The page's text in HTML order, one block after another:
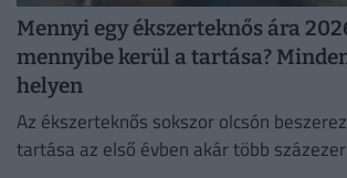
Mennyi egy ékszerteknős ára
mennyibe kerül a tartása?
helyen
Az ékszerteknős sokszor olcsón
tartása az első évben akár több